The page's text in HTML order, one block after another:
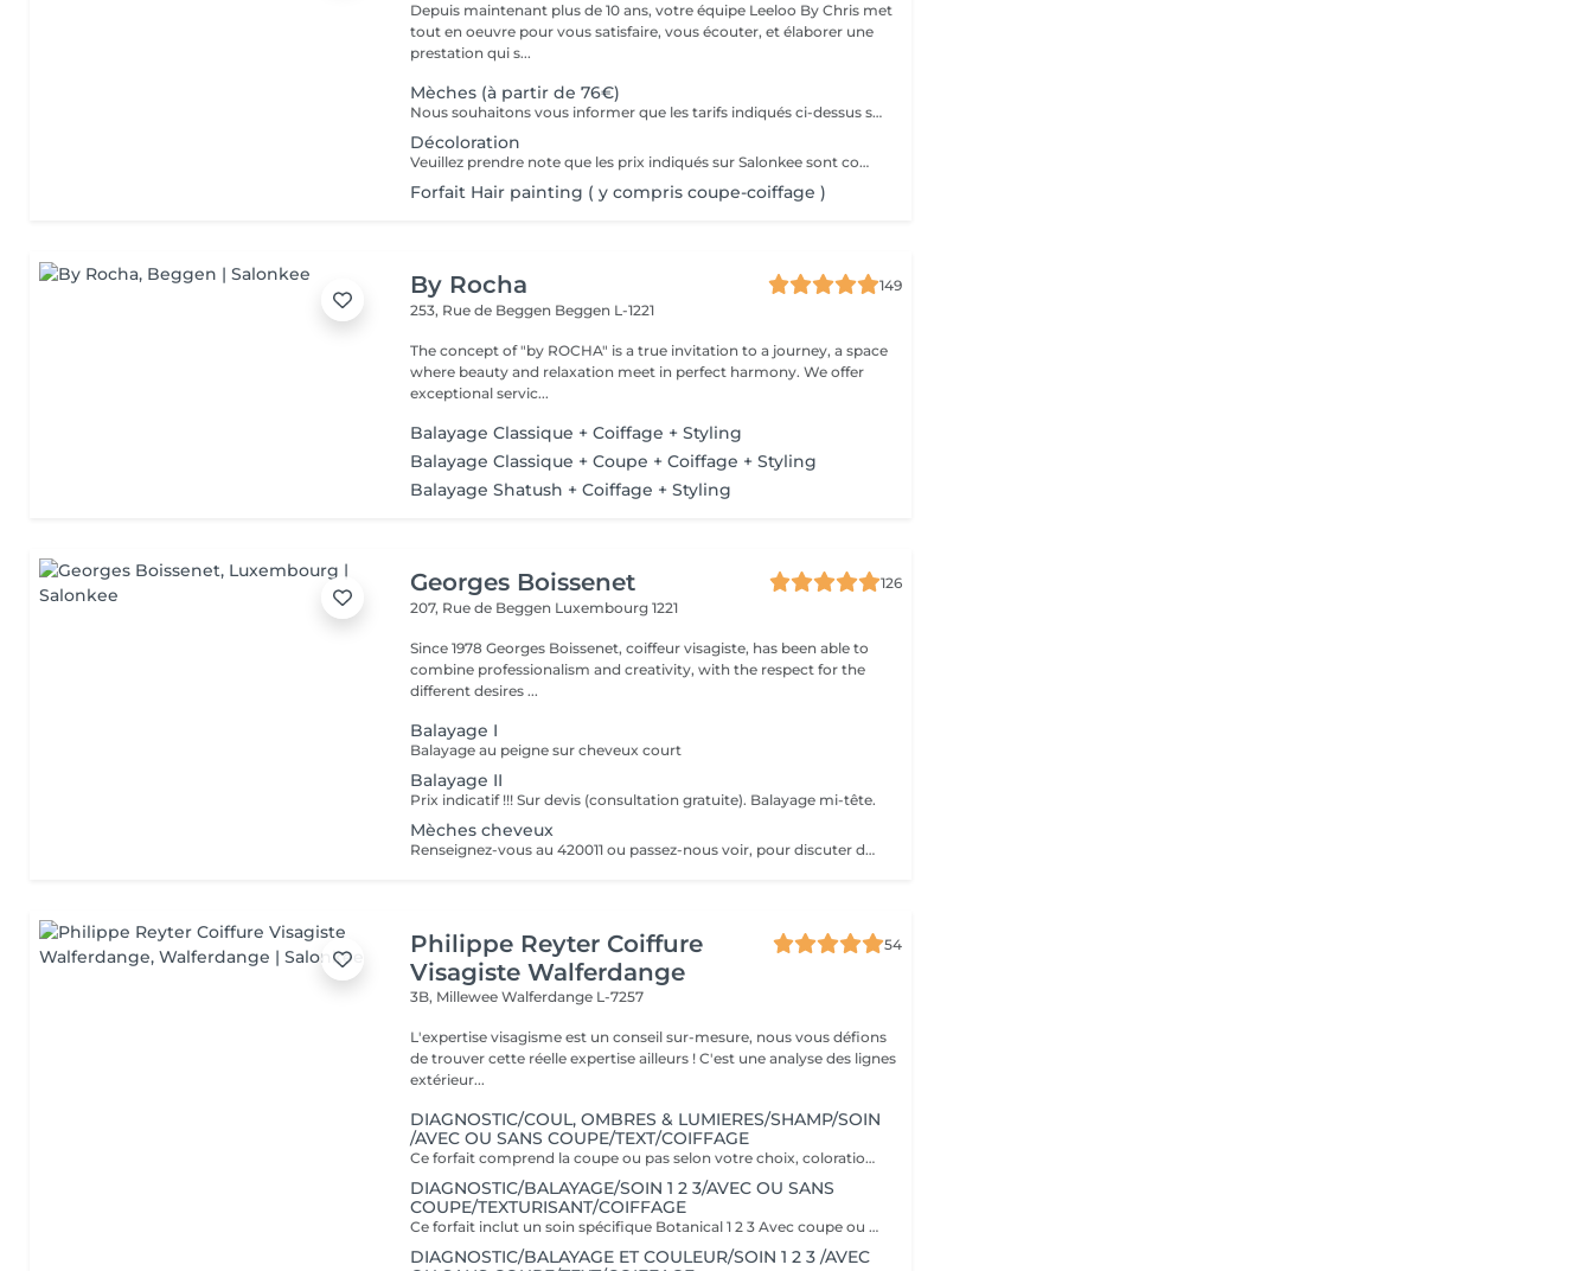
Depuis maintenant plus de 10 ans, votre équipe Leeloo By Chris met
tout en oeuvre pour vous satisfaire, vous écouter, et élaborer une
prestation qui s...
Mèches (à partir de 76€)
Nous souhaitons vous informer que les tarifs indiqués ci-dessus sont les tarifs de base et à titre informatif uniquement. Il est important de noter que le coût de votre prestation peut varier en fonction de différents facteurs tels que la masse de vos cheveux, la technique utilisée, la quantité de produits nécessaires et la durée de la prestation. Chez notre salon, nous offrons un service personnalisé pour chaque cliente, ce qui signifie que les tarifs peuvent être ajustés en fonction de vos besoins spécifiques. Afin d'obtenir un devis plus précis, nous vous invitons à vous rendre au salon pour une consultation. Notre équipe d'experts sera en mesure d'évaluer vos besoins et de vous fournir un devis approximatif en fonction de vos préférences. Veuillez noter que les tarifs ne sont pas fixes et peuvent varier en fonction des services supplémentaires que vous souhaitez inclure dans votre prestation, tels que la patine, le brushing, la coupe, et tout autre traitement supplémentaire. Nous tenons à offrir une expérience sur mesure à nos clientes et à garantir la satisfaction de chacune d'entre vous. Pour toute question ou demande de renseignements complémentaires, n'hésitez pas à nous contacter. Nous serons ravis de vous aider. Merci de votre compréhension et nous avons hâte de vous accueillir dans notre salon. Cordialement, L'équipe du salon.
Décoloration
Veuillez prendre note que les prix indiqués sur Salonkee sont communiqués à titre informatif et s'entendent de base. Ces derniers sont susceptibles de varier selon le diagnostic réalisé à votre arrivée au salon et l'expertise du professionnel à qui vous confiez votre beauté. Dans tous les cas, un devis précis vous sera proposé et toutes réalisations de prestations seront effectuées avec votre accord. Un grand merci d'avance pour votre compréhension. Au plaisir de vous revoir très vite.
Forfait Hair painting ( y compris coupe-coiffage )
By Rocha
149
253, Rue de Beggen Beggen L-1221
The concept of "by ROCHA" is a true invitation to a journey, a space
where beauty and relaxation meet in perfect harmony. We offer
exceptional servic...
Balayage Classique + Coiffage + Styling
Balayage Classique + Coupe + Coiffage + Styling
Balayage Shatush + Coiffage + Styling
Georges Boissenet
126
207, Rue de Beggen Luxembourg 1221
Since 1978 Georges Boissenet, coiffeur visagiste, has been able to
combine professionalism and creativity, with the respect for the
different desires ...
Balayage I
Balayage au peigne sur cheveux court
Balayage II
Prix indicatif !!! Sur devis (consultation gratuite). Balayage mi-tête.
Mèches cheveux
Renseignez-vous au 420011 ou passez-nous voir, pour discuter du résultat souhaité. (devis gratuit) Le prix est indicatif et ne comprend pas de coupe ni de coiffage.
Philippe Reyter Coiffure
Visagiste Walferdange
54
3B, MilleweeWalferdange L-7257
L'expertise visagisme est un conseil sur-mesure, nous vous défions
de trouver cette réelle expertise ailleurs ! C'est une analyse des lignes
extérieur...
DIAGNOSTIC/COUL, OMBRES & LUMIERES/SHAMP/SOIN
/AVEC OU SANS COUPE/TEXT/COIFFAGE
Ce forfait comprend la coupe ou pas selon votre choix, coloration sur toute la tête et ombres & lumières (effet soleil) Il comprend le soin Botanical 1 2 3 spécifique à la couleur.
DIAGNOSTIC/BALAYAGE/SOIN 1 2 3/AVEC OU SANS
COUPE/TEXTURISANT/COIFFAGE
Ce forfait inclut un soin spécifique Botanical 1 2 3 Avec coupe ou sans la coupe selon votre choix
DIAGNOSTIC/BALAYAGE ET COULEUR/SOIN 1 2 3 /AVEC